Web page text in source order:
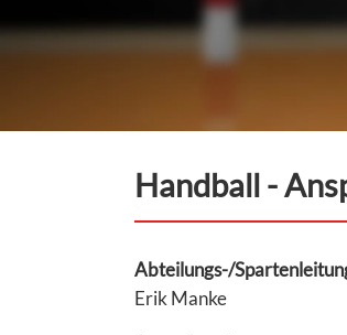
Handball -
Abteilungs-/
Erik Manke